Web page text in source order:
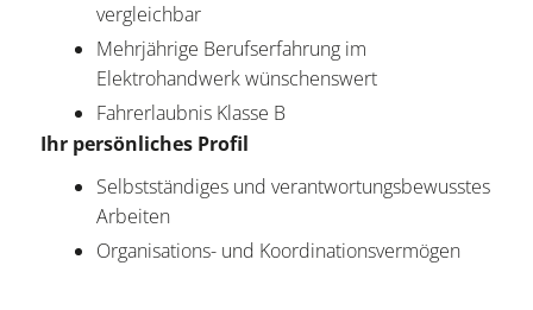
vergleichbar
Mehrjährige Berufserfahrung im
Elektrohandwerk wünschenswert
Fahrerlaubnis Klasse B
Ihr persönliches Profil
Selbstständiges und verantwortungsbewusstes
Arbeiten
Organisations- und Koordinationsvermögen